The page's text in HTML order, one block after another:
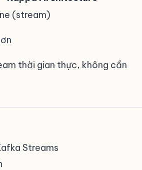
(stream)
thời gian thực, không cần
Streams